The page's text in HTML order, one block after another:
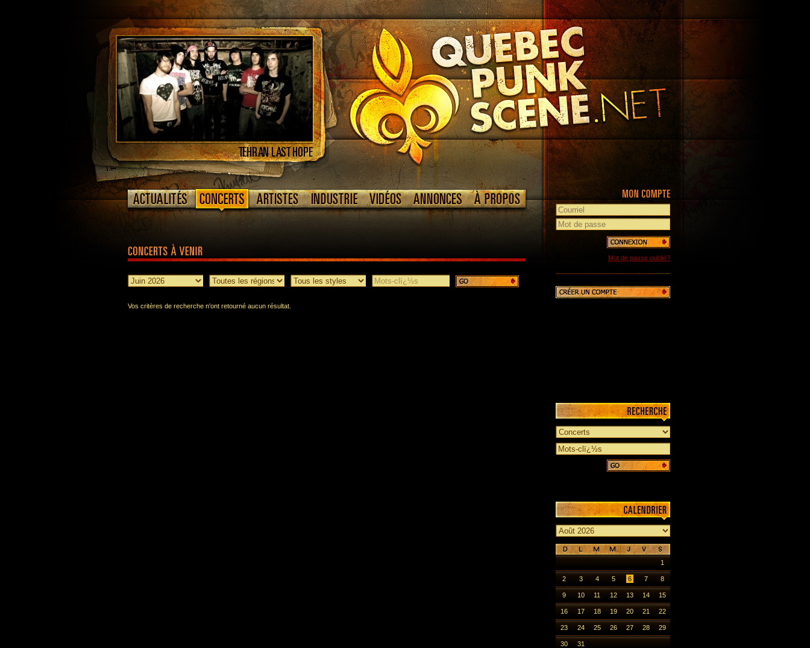
Vos critères de recherche n'ont retourné aucun résultat.
Mot de passe oublié?
1
2 3 4 5 6 7 8
9 10 11 12 13 14 15
16 17 18 19 20 21 22
23 24 25 26 27 28 29
30 31